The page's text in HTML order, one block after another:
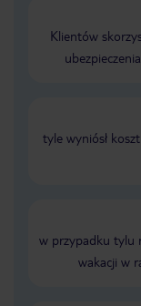
Klientów
tyle wyniósł
w przypadku tylu
wakacji w